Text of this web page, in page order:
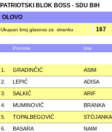
PATRIOTSKI BLOK BOSS - SDU BIH
OLOVO
Ukupan broj glasova za stranku 167
Prezime Ime
1. GRADINČIĆ
ASIM
2.
LEPIĆ
ADISA
3.
SALKIĆ
ARIF
4.
MUMINOVIĆ
BRANKA
5.
TOPALBEGOVIĆ
STOJANKA
6.
BASARA
NAIM